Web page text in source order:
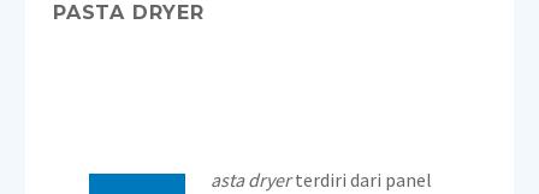
PASTA DRYER
asta dryerterdiri dari panel